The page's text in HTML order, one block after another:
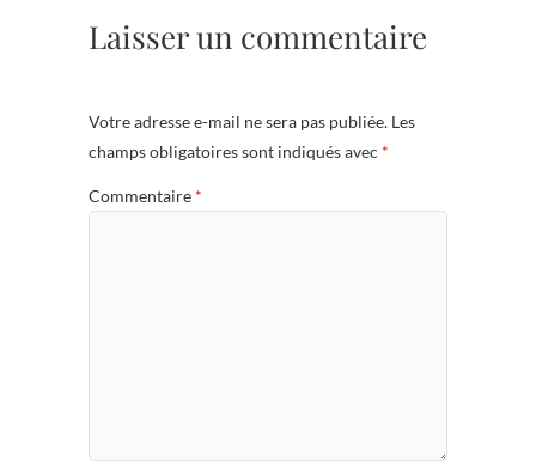
Laisser un commentaire
Votre adresse e-mail ne sera pas publiée. Les
champs obligatoires sont indiqués avec *
Commentaire *